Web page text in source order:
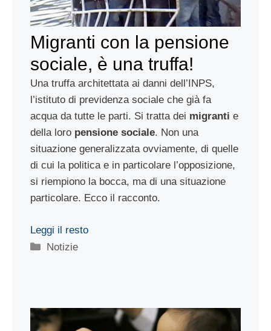
Migranti con la pensione
sociale, è una truffa!
Una truffa architettata ai danni dell’INPS,
l’istituto di previdenza sociale che già fa
acqua da tutte le parti. Si tratta dei migranti e
della loro pensione sociale. Non una
situazione generalizzata ovviamente, di quelle
di cui la politica e in particolare l’opposizione,
si riempiono la bocca, ma di una situazione
particolare. Ecco il racconto.
Leggi il resto
Categorie
Notizie